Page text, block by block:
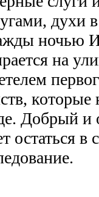
духи в
ночью
на
которые
Добрый
остаться в